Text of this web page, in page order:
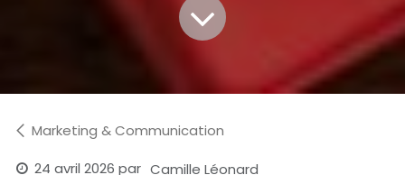
Marketing & Communication
24 avril 2026 par Camille Léonard